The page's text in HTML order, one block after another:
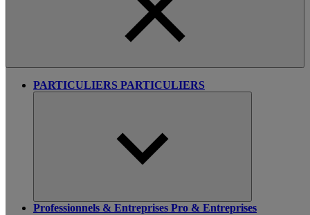
PARTICULIERS PARTICULIERS
Professionnels & Entreprises Pro & Entreprises